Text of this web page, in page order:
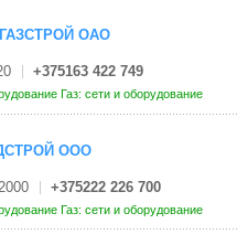
ОАО
+375163 422 749
Газ: сети и оборудование
ООО
+375222 226 700
Газ: сети и оборудование